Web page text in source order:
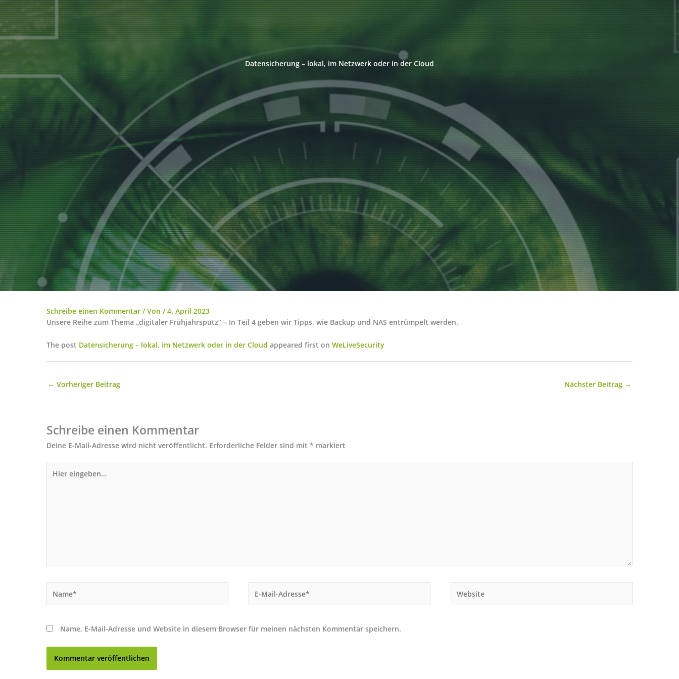
Datensicherung – lokal, im Netzwerk oder in der Cloud
Schreibe einen Kommentar / Von /4. April 2023
Unsere Reihe zum Thema „digitaler Frühjahrsputz“ – In Teil 4 geben wir Tipps, wie Backup und NAS entrümpelt werden.
The post Datensicherung – lokal, im Netzwerk oder in der Cloud appeared first on WeLiveSecurity
← Vorheriger Beitrag Nächster Beitrag →
Schreibe einen Kommentar
Deine E-Mail-Adresse wird nicht veröffentlicht. Erforderliche Felder sind mit * markiert
eingeben…
Mail-
Name, E-Mail-Adresse und Website in diesem Browser für meinen nächsten Kommentar speichern.